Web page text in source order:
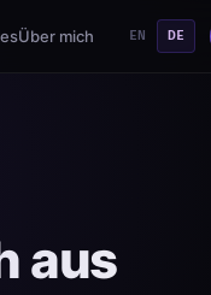
Über mich EN DE
aus